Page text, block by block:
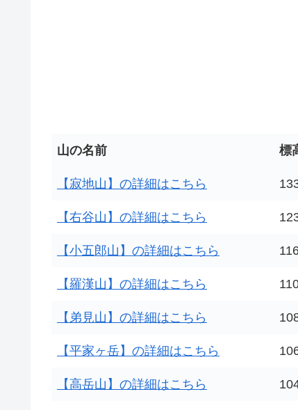
山の名前 標
【寂地山】の詳細はこちら
【右谷山】の詳細はこちら
【小五郎山】の詳細はこちら
【羅漢山】の詳細はこちら
【弟見山】の詳細はこちら
【平家ヶ岳】の詳細はこちら
【高岳山】の詳細はこちら